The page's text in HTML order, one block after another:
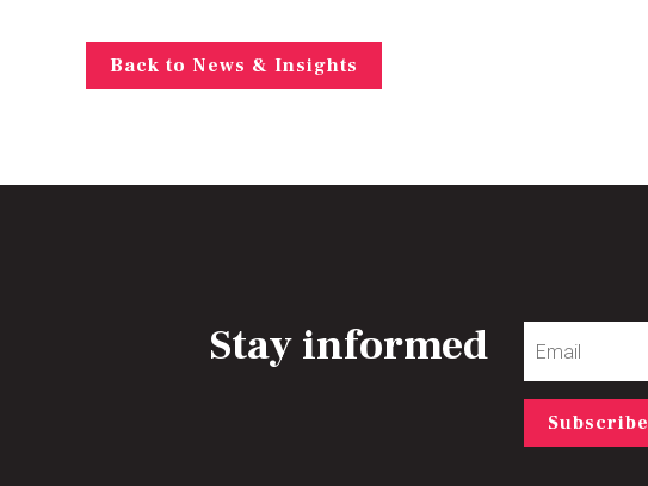
Back to News & Insights
Stay informed
Subscribe